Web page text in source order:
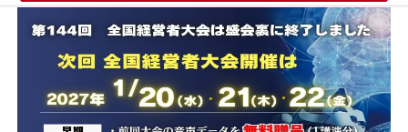
特集一覧
講師セレクトが選ばれる理由
ブログ・コラム